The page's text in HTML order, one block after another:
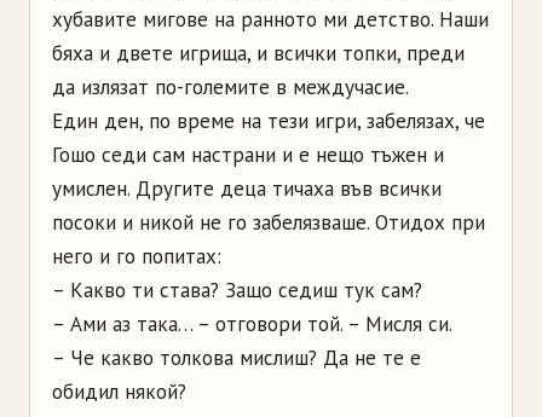
хубавите мигове на ранното ми детство. Наши
бяха и двете игрища, и всички топки, преди
да излязат по-големите в междучасие.
Един ден, по време на тези игри, забелязах, че
Гошо седи сам настрани и е нещо тъжен и
умислен. Другите деца тичаха във всички
посоки и никой не го забелязваше. Отидох при
него и го попитах:
– Какво ти става? Защо седиш тук сам?
– Ами аз така… – отговори той. – Мисля си.
– Че какво толкова мислиш? Да не те е
обидил някой?